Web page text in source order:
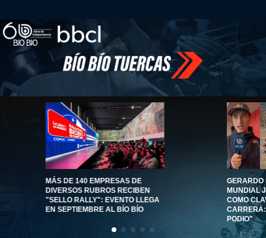
MÁS DE 140 EMPRESAS DE
DIVERSOS RUBROS RECIBEN
"SELLO RALLY": EVENTO LLEGA
EN SEPTIEMBRE AL BÍO BÍO
GERARDO
MUNDIAL
COMO
PODIO"